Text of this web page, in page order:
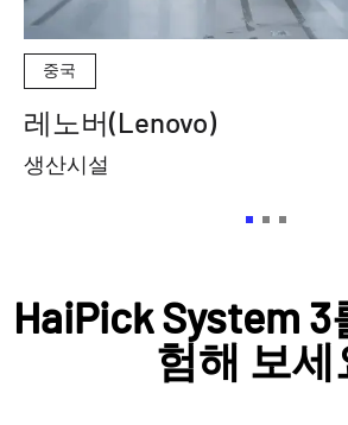
중국
레노버(Lenovo)
생산시설
HaiPick System 3
험해 보세